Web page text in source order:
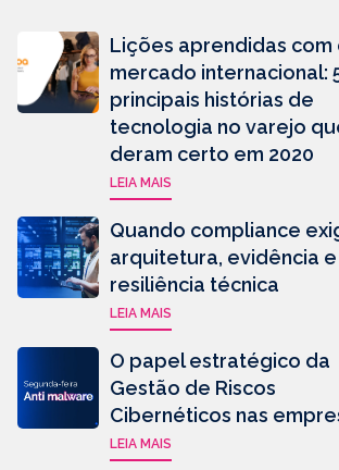
Lições aprendidas com
mercado internacional:
principais histórias de
tecnologia no varejo
deram certo em 2020
LEIA MAIS
Quando compliance
arquitetura, evidência e
resiliência técnica
LEIA MAIS
O papel estratégico da
Gestão de Riscos
Cibernéticos nas
LEIA MAIS